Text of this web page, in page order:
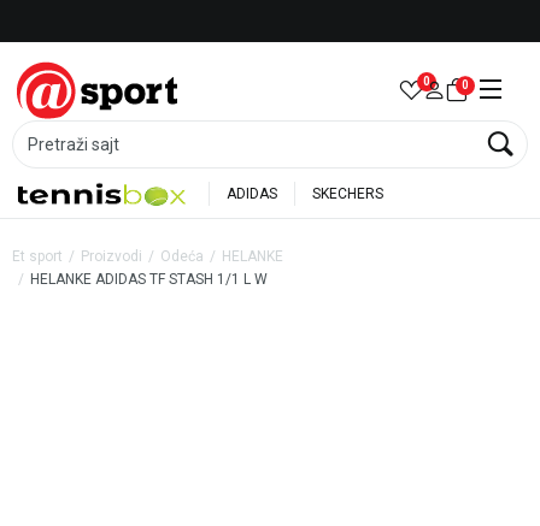
Pretraži sajt
0 0
ADIDAS SKECHERS
Et sport Proizvodi Odeća
HELANKE
HELANKE ADIDAS TF STASH 1/1 L W